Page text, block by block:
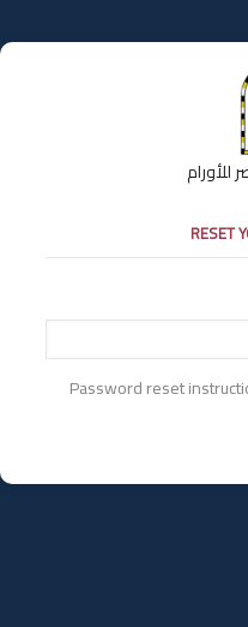
RESET
Password reset